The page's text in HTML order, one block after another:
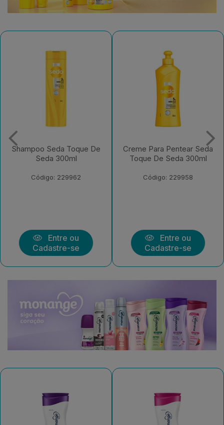
Seda Toque De
Seda 300ml
229962
Entre ou
se
Creme Para Pentear Seda
Toque De Seda 300ml
Código: 229958
Entre ou
Cadastre-se